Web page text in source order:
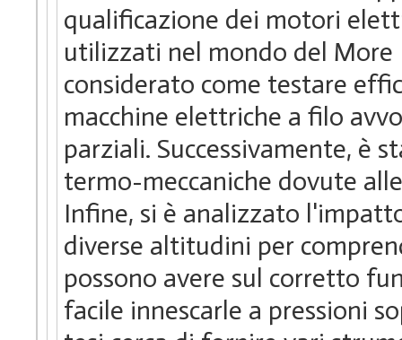
qualificazione dei motori
utilizzati nel mondo del More
considerato come testare
macchine elettriche a filo
parziali. Successivamente, è
termo-meccaniche dovute
Infine, si è analizzato
diverse altitudini per
possono avere sul corretto
facile innescarle a pressioni